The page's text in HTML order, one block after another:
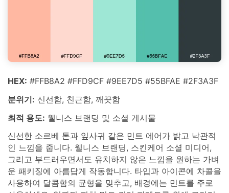
HEX: #FFB8A2 #FFD9CF #9EE7D5 #55BFAE #2F3A3F
분위기: 신선함, 친근함, 깨끗함
최적 용도: 웰니스 브랜딩 및 소셜 게시물
신선한 소르베 톤과 잎사귀 같은 민트 에어가 밝고 낙관적
인 느낌을 줍니다. 웰니스 브랜딩, 스킨케어 소셜 미디어,
그리고 부드러우면서도 유치하지 않은 느낌을 원하는 가벼
운 패키징에 아름답게 작동합니다. 타입과 아이콘에 차콜을
사용하여 달콤함의 균형을 맞추고, 배경에는 민트를 주로